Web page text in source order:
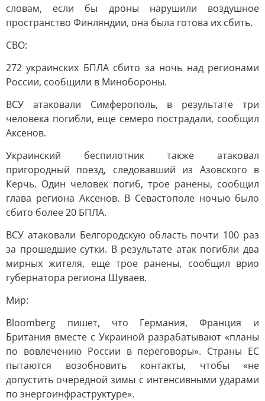
словам, если бы дроны нарушили воздушное
пространство Финляндии, она была готова их сбить.
СВО:
272 украинских БПЛА сбито за ночь над регионами
России, сообщили в Минобороны.
ВСУ атаковали Симферополь, в результате три
человека погибли, еще семеро пострадали, сообщил
Аксенов.
Украинский беспилотник также атаковал
пригородный поезд, следовавший из Азовского в
Керчь. Один человек погиб, трое ранены, сообщил
глава региона Аксенов. В Севастополе ночью было
сбито более 20 БПЛА.
ВСУ атаковали Белгородскую область почти 100 раз
за прошедшие сутки. В результате атак погибли два
мирных жителя, еще трое ранены, сообщил врио
губернатора региона Шуваев.
Мир:
Bloomberg пишет, что Германия, Франция и
Британия вместе с Украиной разрабатывают «планы
по вовлечению России в переговоры». Страны ЕС
пытаются возобновить контакты, чтобы «не
допустить очередной зимы с интенсивными ударами
по энергоинфраструктуре».